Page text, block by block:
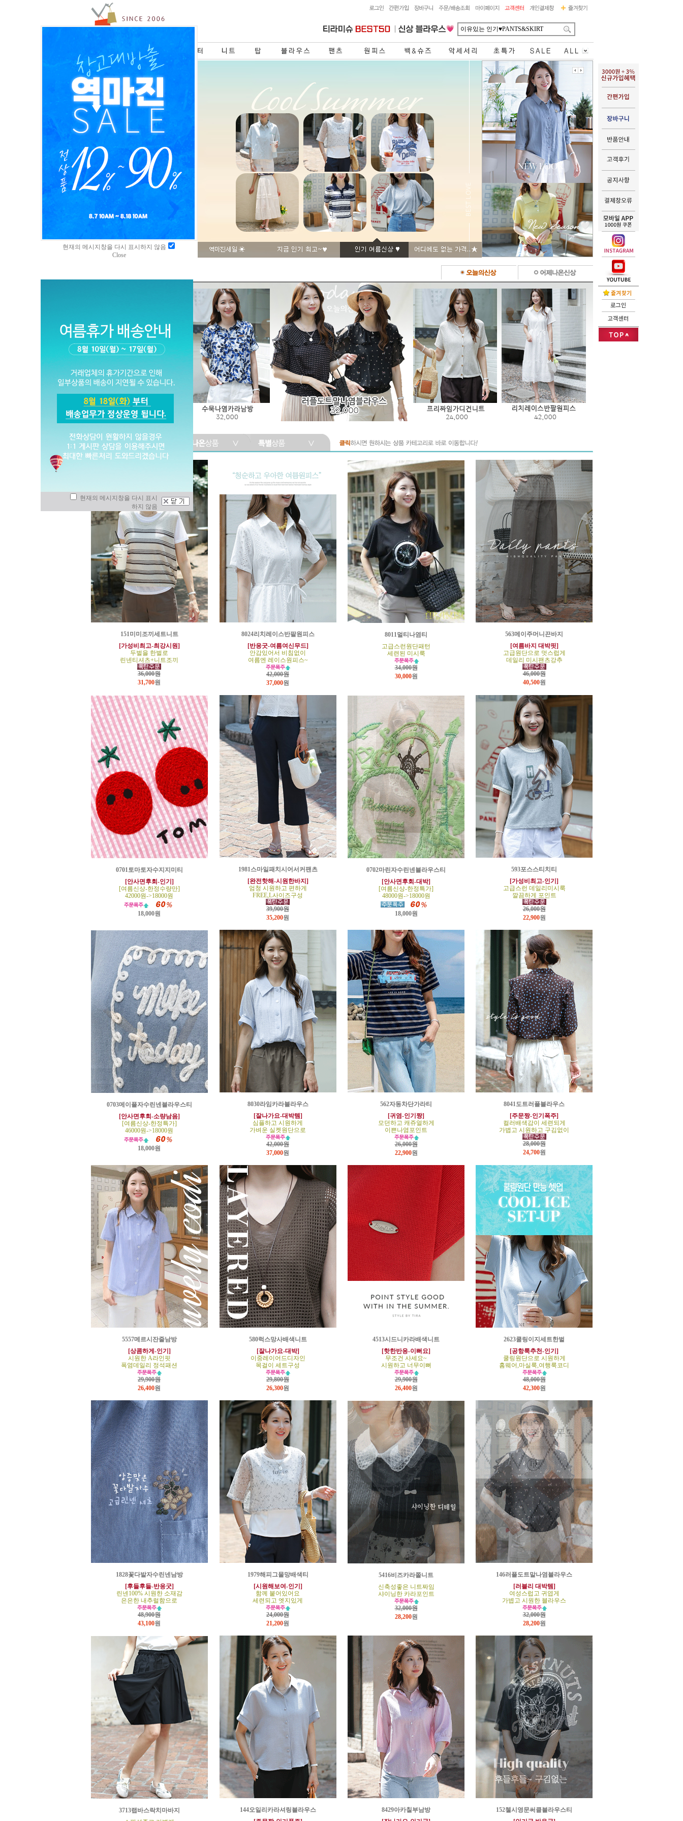
151미미조끼세트니트
[가성비최고-최강시원]
두벌을 한벌로
린넨티셔츠+니트조끼
36,000원
31,700원
8024리치레이스반팔원피스
[반응굿-여름여신무드]
안감있어서 비침없이
여름엔 레이스원피스~
42,000원
37,000원
8011멀티나염티
고급스런원단패턴
세련된 미시룩
34,000원
30,000원
563메이주머니끈바지
[여름바지 대박핏]
고급원단으로 멋스럽게
데일리 미시팬츠강추
46,000원
40,500원
0701토마토자수지지미티
[안사면후회-인기]
[여름신상-한정수량만]
42000원->18000원
18,000원
1981스마일패치시어서커팬츠
[완전핫해-시원한바지]
엄청 시원하고 편하게
FREE,L사이즈구성
39,900원
35,200원
0702마린자수린넨블라우스티
[안사면후회-대박]
[여름신상-한정특가]
48000원->18000원
18,000원
593포스스티치티
[가성비최고-인기]
고급스런 데일리미시룩
깔끔하게 포인트
26,000원
22,900원
0703메이플자수린넨블라우스티
[안사면후회-소량남음]
[여름신상-한정특가]
46000원->18000원
18,000원
8030라임카라블라우스
[잘나가요-대박템]
심플하고 시원하게
가벼운 실켓원단으로
42,000원
37,000원
562자동차단가라티
[귀염-인기짱]
모던하고 캐쥬얼하게
이쁜나염포인트
26,000원
22,900원
8041도트러플블라우스
[주문짱-인기폭주]
컬러배색감이 세련되게
가볍고 시원하고 구김없이
28,000원
24,700원
5557메르시잔줄남방
[상콤하게-인기]
시원한 A라인핏
폭염데일리 정석패션
29,900원
26,400원
580럭스망사배색니트
[잘나가요-대박]
이중레이어드디자인
목걸이 세트구성
29,800원
26,300원
4513시드니카라배색니트
[핫한반응-이뻐요]
무조건 사세요~
시원하고 너무이뻐
29,900원
26,400원
2623쿨링이지세트한벌
[공항룩추천-인기]
쿨링원단으로 시원하게
홈웨어,마실룩,여행룩코디
48,000원
42,300원
1828꽃다발자수린넨남방
[후들후들-반응굿]
린넨100% 시원한 소재감
은은한 내추럴함으로
48,900원
43,100원
1979해피그물망배색티
[시원해보여-인기]
함께 붙어있어요
세련되고 엣지있게
24,000원
21,200원
5416비즈카라쫄니트
신축성좋은 니트짜임
샤이닝한 카라포인트
32,000원
28,200원
146러플도트말나염블라우스
[러블리 대박템]
여성스럽고 귀엽게
가볍고 시원한 블라우스
32,000원
28,200원
3713랩바스락치마바지
144오일리카라셔링블라우스
8429아카칠부남방
152첼시영문써클블라우스티
현재의 메시지창을 다시 표시하지 않음
Close
현재의 메시지창을 다시 표시
하지 않음